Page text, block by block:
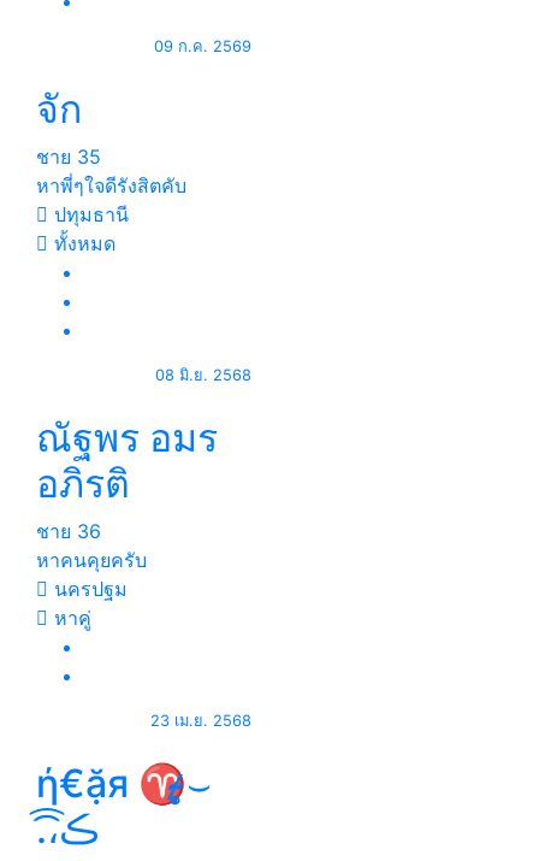
09 ก.ค. 2569
จัก
ชาย 35
หาพี่ๆใจดีรังสิตคับ
ปทุมธานี
ทั้งหมด
08 มิ.ย. 2568
ณัฐพร อมร
อภิรติ
ชาย 36
หาคนคุยครับ
นครปฐม
หาคู่
23 เม.ย. 2568
ή€ặя ♈̷̴̷̴̣̥⌣
.͡،͡ڪ